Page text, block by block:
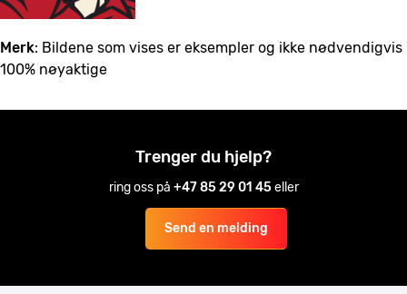
Merk: Bildene som vises er eksempler og ikke nødvendigvis
100% nøyaktige
Trenger du hjelp?
ring oss på +47 85 29 01 45eller
Send en melding